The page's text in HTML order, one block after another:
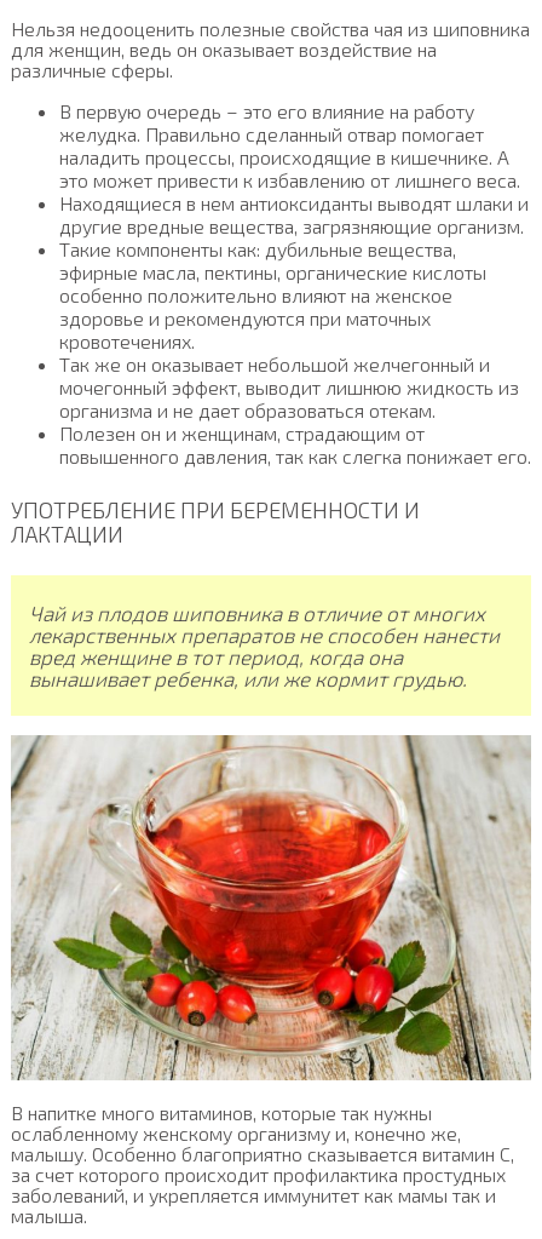
Нельзя недооценить полезные свойства чая из шиповника
для женщин, ведь он оказывает воздействие на
различные сферы.
В первую очередь – это его влияние на работу
желудка. Правильно сделанный отвар помогает
наладить процессы, происходящие в кишечнике. А
это может привести к избавлению от лишнего веса.
Находящиеся в нем антиоксиданты выводят шлаки и
другие вредные вещества, загрязняющие организм.
Такие компоненты как: дубильные вещества,
эфирные масла, пектины, органические кислоты
особенно положительно влияют на женское
здоровье и рекомендуются при маточных
кровотечениях.
Так же он оказывает небольшой желчегонный и
мочегонный эффект, выводит лишнюю жидкость из
организма и не дает образоваться отекам.
Полезен он и женщинам, страдающим от
повышенного давления, так как слегка понижает его.
УПОТРЕБЛЕНИЕ ПРИ БЕРЕМЕННОСТИ И
ЛАКТАЦИИ
Чай из плодов шиповника в отличие от многих
лекарственных препаратов не способен нанести
вред женщине в тот период, когда она
вынашивает ребенка, или же кормит грудью.
В напитке много витаминов, которые так нужны
ослабленному женскому организму и, конечно же,
малышу. Особенно благоприятно сказывается витамин С,
за счет которого происходит профилактика простудных
заболеваний, и укрепляется иммунитет как мамы так и
малыша.